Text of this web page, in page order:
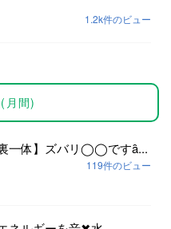
1.2k件のビュー
月間)
一体】ズバリ◯◯ですȃ...
119件のビュー